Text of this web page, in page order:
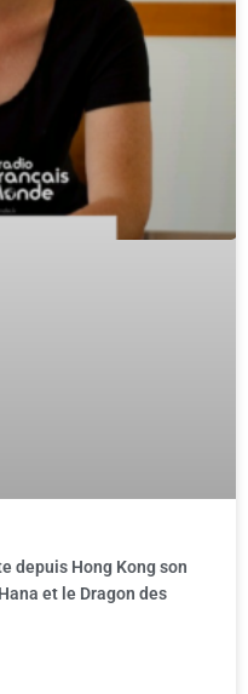
depuis Hong Kong son
et le Dragon des